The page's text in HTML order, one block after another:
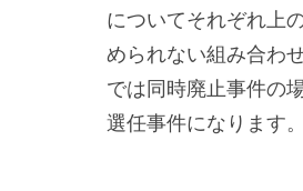
についてそれぞれ上
められない組み合わ
では同時廃止事件の
選任事件になります。